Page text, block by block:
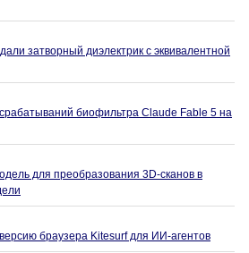
затворный диэлектрик с эквивалентной
биофильтра Claude Fable 5 на
для преобразования 3D-сканов в
браузера Kitesurf для ИИ-агентов